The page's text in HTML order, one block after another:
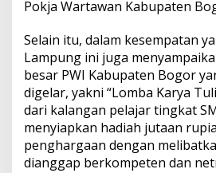
Pokja Wartawan Kabupaten
Selain itu, dalam kesempatan
Lampung ini juga
besar PWI Kabupaten Bogor
digelar, yakni “Lomba Karya
dari kalangan pelajar tingkat
menyiapkan hadiah jutaan
penghargaan dengan
dianggap berkompeten dan